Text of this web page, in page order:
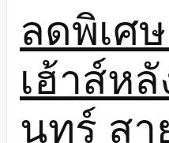
ยาว ทัวร์เวียดนาม-ซาปา-หลั
ฮาลอง–มรดกโลกทางธรรมช
เทศกาลโคมไฟสุดโรแมนติก, ทั
สุสานโฮจิมินห์,ทัวร์เวียดนาม-
จีน ในวันหยุดยาว-โปรแกรมแ
ใหม่, ทัวร์วันหยุดสงกรานต์, ทั
ราคาถูกวันหยุดยาว-ได้ตลอดปี
ลดพิเศ
เฮ้าส์ห
นทร์ สา